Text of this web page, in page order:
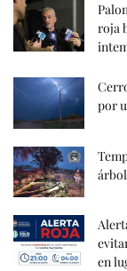
roja
por
en